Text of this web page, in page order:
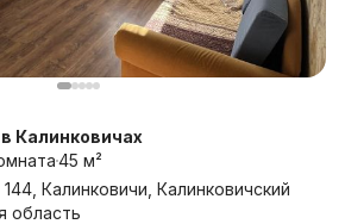
Калинковичах
45 м²
Калинковичи, Калинковичский
область